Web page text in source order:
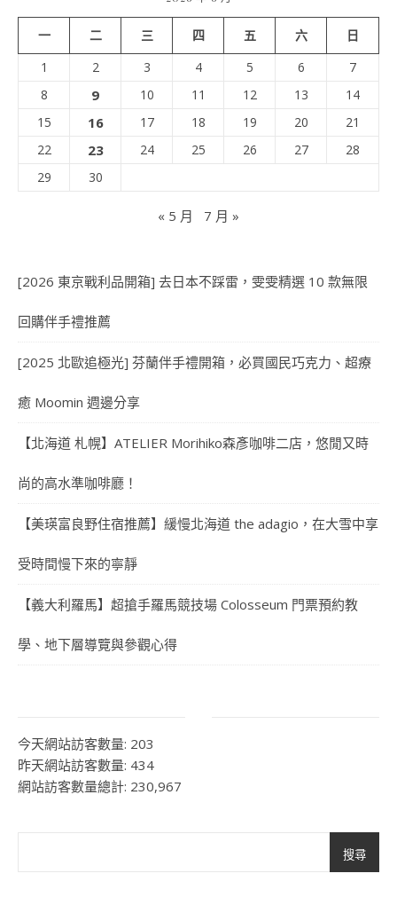
一 二 三 四 五 六
日
1
2 3 4 5 6
7
8
9 10 11 12 13
14
15
16 17 18 19 20
21
22
23 24 25 26 27
28
29
30
« 5 月 7 月 »
[2026 東京戰利品開箱] 去日本不踩雷，雯雯精選 10 款無限
回購伴手禮推薦
[2025 北歐追極光] 芬蘭伴手禮開箱，必買國民巧克力、超療
癒 Moomin 週邊分享
【北海道 札幌】ATELIER Morihiko森彥咖啡二店，悠閒又時
尚的高水準咖啡廳！
【美瑛富良野住宿推薦】緩慢北海道 the adagio，在大雪中享
受時間慢下來的寧靜
【義大利羅馬】超搶手羅馬競技場 Colosseum 門票預約教
學、地下層導覽與參觀心得
今天網站訪客數量: 203
昨天網站訪客數量: 434
網站訪客數量總計: 230,967
搜尋